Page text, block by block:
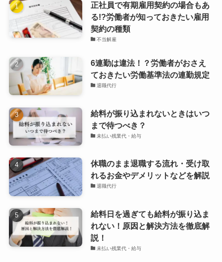
正社員で有期雇用契約の場合もあ
る!?労働者が知っておきたい雇用
契約の種類
不当解雇
6連勤は違法！？労働者がおさえ
ておきたい労働基準法の連勤規定
退職代行
給料が振り込まれないときはいつ
まで待つべき？
未払い残業代・給与
休職のまま退職する流れ・受け取
れるお金やデメリットなどを解説
退職代行
給料日を過ぎても給料が振り込ま
れない！原因と解決方法を徹底解
説！
未払い残業代・給与